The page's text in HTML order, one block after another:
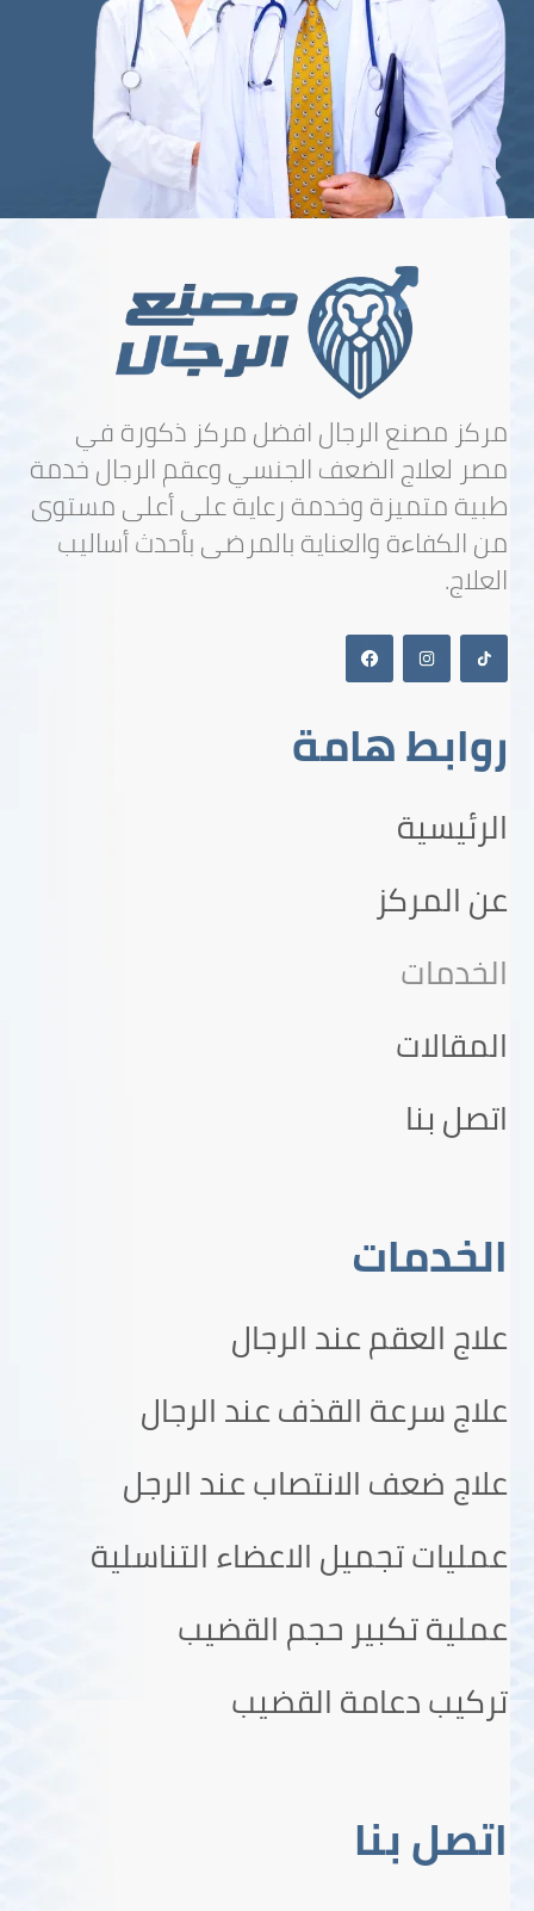
اتصل بنا
الخدمات
علاج العقم عند الرجال
علاج سرعة القذف عند الرجال
علاج ضعف الانتصاب عند الرجل
عمليات تجميل الاعضاء التناسلية
عملية تكبير حجم القضيب
تركيب دعامة القضيب
روابط هامة
الرئيسية
عن المركز
الخدمات
المقالات
اتصل بنا
مركز مصنع الرجال افضل مركز ذكورة في
مصر لعلاج الضعف الجنسي وعقم الرجال خدمة
طبية متميزة وخدمة رعاية على أعلى مستوى
من الكفاءة والعناية بالمرضى بأحدث أساليب
العلاج.